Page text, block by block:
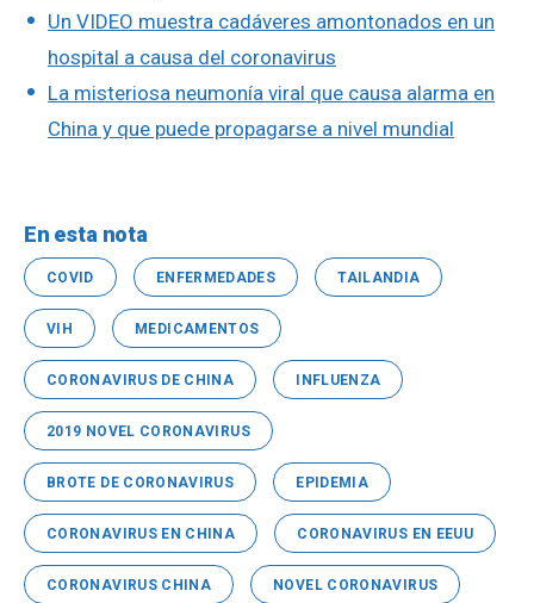
Un VIDEO muestra cadáveres amontonados en un
hospital a causa del coronavirus
La misteriosa neumonía viral que causa alarma en
China y que puede propagarse a nivel mundial
En esta nota
COVID ENFERMEDADES TAILANDIA
VIH MEDICAMENTOS
CORONAVIRUS DE CHINA INFLUENZA
2019 NOVEL CORONAVIRUS
BROTE DE CORONAVIRUS EPIDEMIA
CORONAVIRUS EN CHINA CORONAVIRUS EN EEUU
CORONAVIRUS CHINA NOVEL CORONAVIRUS